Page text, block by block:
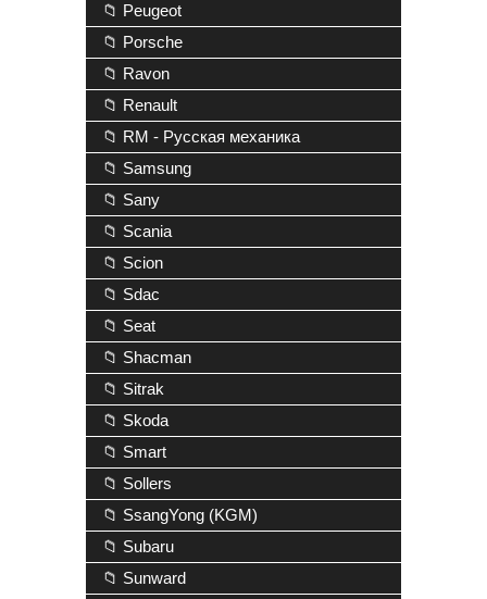
📁 Peugeot
📁 Porsche
📁 Ravon
📁 Renault
📁 RM - Русская механика
📁 Samsung
📁 Sany
📁 Scania
📁 Scion
📁 Sdac
📁 Seat
📁 Shacman
📁 Sitrak
📁 Skoda
📁 Smart
📁 Sollers
📁 SsangYong (KGM)
📁 Subaru
📁 Sunward